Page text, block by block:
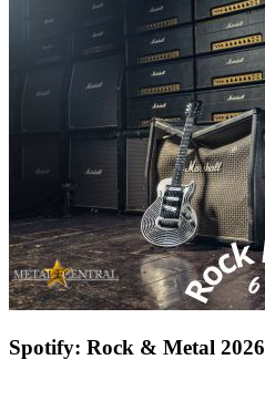
Spotify: Rock & Metal 2026